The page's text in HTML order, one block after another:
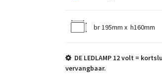
br 195mm x h160mm
DE LEDLAMP 12 volt =
vervangbaar.